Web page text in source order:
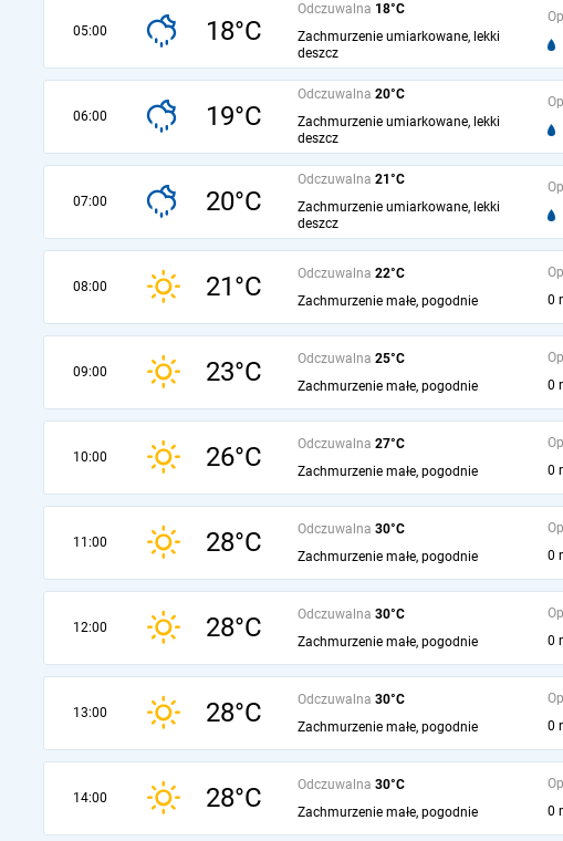
05:00 18°C
Odczuwalna 18°C
Zachmurzenie umiarkowane, lekki
deszcz
06:00 19°C
Odczuwalna 20°C
Zachmurzenie umiarkowane, lekki
deszcz
07:00 20°C
Odczuwalna 21°C
Zachmurzenie umiarkowane, lekki
deszcz
08:00 21°C Odczuwalna 22°C
Zachmurzenie małe, pogodnie
0
09:00 23°C Odczuwalna 25°C
Zachmurzenie małe, pogodnie
0
10:00 26°C Odczuwalna 27°C
Zachmurzenie małe, pogodnie
0
11:00 28°C Odczuwalna 30°C
Zachmurzenie małe, pogodnie
0
12:00 28°C Odczuwalna 30°C
Zachmurzenie małe, pogodnie
0
13:00 28°C Odczuwalna 30°C
Zachmurzenie małe, pogodnie
0
14:00 28°C Odczuwalna 30°C
Zachmurzenie małe, pogodnie
0